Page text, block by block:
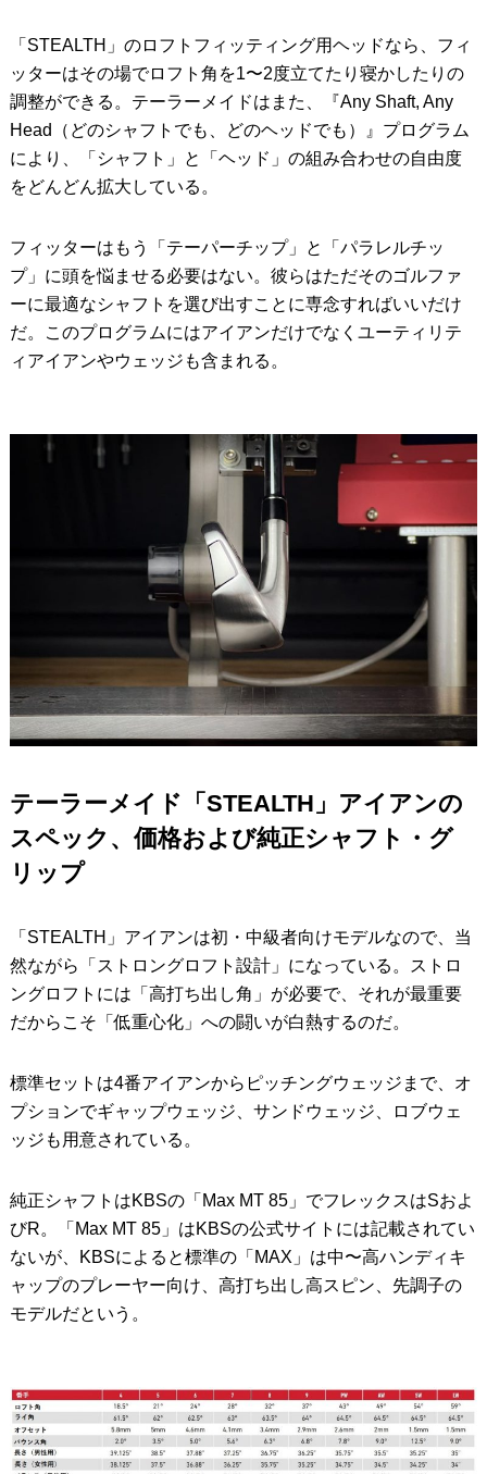
「STEALTH」のロフトフィッティング用ヘッドなら、フィ
ッターはその場でロフト角を1〜2度立てたり寝かしたりの
調整ができる。テーラーメイドはまた、『Any Shaft, Any
Head（どのシャフトでも、どのヘッドでも）』プログラム
により、「シャフト」と「ヘッド」の組み合わせの自由度
をどんどん拡大している。
フィッターはもう「テーパーチップ」と「パラレルチッ
プ」に頭を悩ませる必要はない。彼らはただそのゴルファ
ーに最適なシャフトを選び出すことに専念すればいいだけ
だ。このプログラムにはアイアンだけでなくユーティリテ
ィアイアンやウェッジも含まれる。
テーラーメイド「STEALTH」アイアンの
スペック、価格および純正シャフト・グ
リップ
「STEALTH」アイアンは初・中級者向けモデルなので、当
然ながら「ストロングロフト設計」になっている。ストロ
ングロフトには「高打ち出し角」が必要で、それが最重要
だからこそ「低重心化」への闘いが白熱するのだ。
標準セットは4番アイアンからピッチングウェッジまで、オ
プションでギャップウェッジ、サンドウェッジ、ロブウェ
ッジも用意されている。
純正シャフトはKBSの「Max MT 85」でフレックスはSおよ
びR。「Max MT 85」はKBSの公式サイトには記載されてい
ないが、KBSによると標準の「MAX」は中〜高ハンディキ
ャップのプレーヤー向け、高打ち出し高スピン、先調子の
モデルだという。